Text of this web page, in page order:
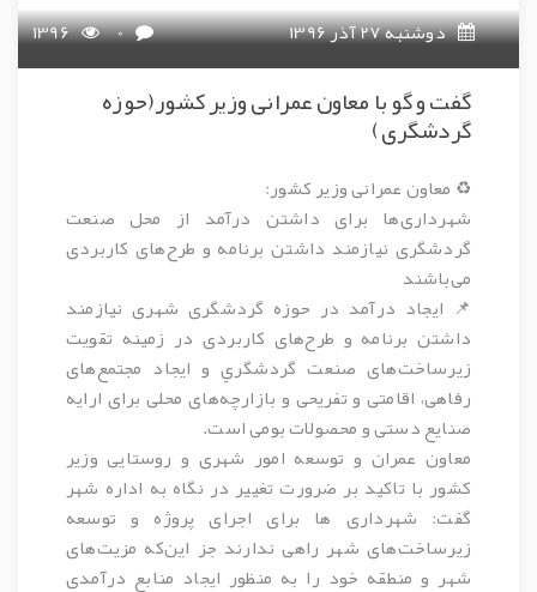
دوشنبه 27 آذر 1396 1396 0
گفت و گو با معاون عمرانی وزیر کشور(حوزه
گردشگری)
♻️ معاون عمرانی وزیر کشور:
شهرداری‌ها برای داشتن درآمد از محل صنعت
گردشگری نیازمند داشتن برنامه و طرح‌های کاربردی
می‌باشند
📌 ایجاد درآمد در حوزه گردشگری شهری نیازمند
داشتن برنامه و طرح‌های کاربردی در زمینه تقویت
زيرساخت‌های صنعت گردشگري و ايجاد مجتمع‌های
رفاهی، اقامتی و تفريحی و بازارچه‌های محلی برای ارایه
صنایع دستی و محصولات بومی است.
معاون عمران و توسعه امور شهری و روستایی وزير
كشور با تاكيد بر ضرورت تغییر در نگاه به اداره شهر
گفت: شهرداری ها برای اجرای پروژه و توسعه
زيرساخت‌های شهر راهی ندارند جز این‌که مزیت‌های
شهر و منطقه خود را به منظور ایجاد منابع درآمدی